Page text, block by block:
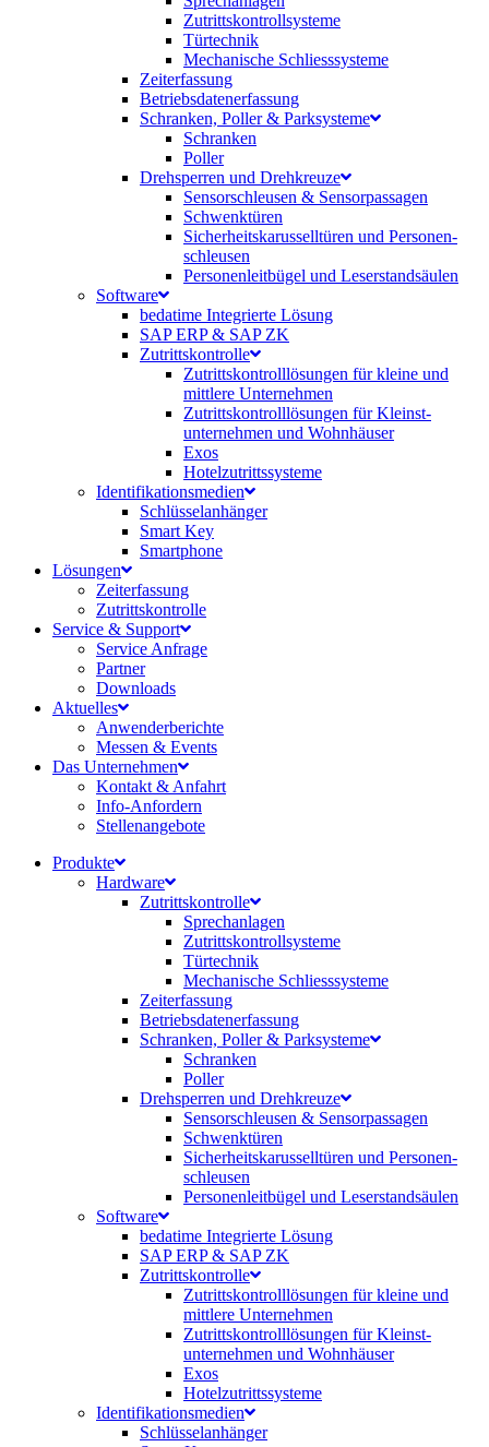
Zutrittskontrollsysteme
Türtechnik
Mechanische Schliesssysteme
Zeiterfassung
Betriebsdaten­erfassung
Schranken, Poller & Parksysteme
Schranken
Poller
Drehsperren und Drehkreuze
Sensorschleusen & Sensorpassagen
Schwenktüren
Sicherheits­karussell­türen und Personen­
schleusen
Personenleitbügel und Leserstandsäulen
Software
bedatime Integrierte Lösung
SAP ERP & SAP ZK
Zutrittskontrolle
Zutrittskontroll­lösungen für kleine und
mittlere Unternehmen
Zutrittskontroll­lösungen für Kleinst­
unternehmen und Wohnhäuser
Exos
Hotelzutrittssysteme
Identifikations­medien
Schlüsselanhänger
Smart Key
Smartphone
Lösungen
Zeiterfassung
Zutrittskontrolle
Service & Support
Service Anfrage
Partner
Downloads
Aktuelles
Anwenderberichte
Messen & Events
Das Unternehmen
Kontakt & Anfahrt
Info-Anfordern
Stellenangebote
Produkte
Hardware
Zutrittskontrolle
Sprechanlagen
Zutrittskontrollsysteme
Türtechnik
Mechanische Schliesssysteme
Zeiterfassung
Betriebsdaten­erfassung
Schranken, Poller & Parksysteme
Schranken
Poller
Drehsperren und Drehkreuze
Sensorschleusen & Sensorpassagen
Schwenktüren
Sicherheits­karussell­türen und Personen­
schleusen
Personenleitbügel und Leserstandsäulen
Software
bedatime Integrierte Lösung
SAP ERP & SAP ZK
Zutrittskontrolle
Zutrittskontroll­lösungen für kleine und
mittlere Unternehmen
Zutrittskontroll­lösungen für Kleinst­
unternehmen und Wohnhäuser
Exos
Hotelzutrittssysteme
Identifikations­medien
Schlüsselanhänger